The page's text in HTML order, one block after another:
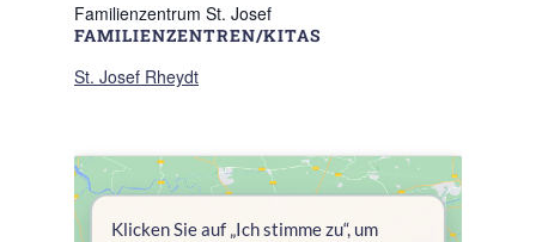
Familienzentrum St. Josef
FAMILIENZENTREN/KITAS
St. Josef Rheydt
Klicken Sie auf „Ich stimme zu“, um